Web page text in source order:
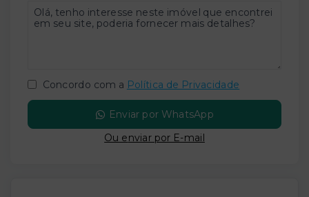
Concordo com a Política de Privacidade
Enviar por WhatsApp
Ou enviar por E-mail